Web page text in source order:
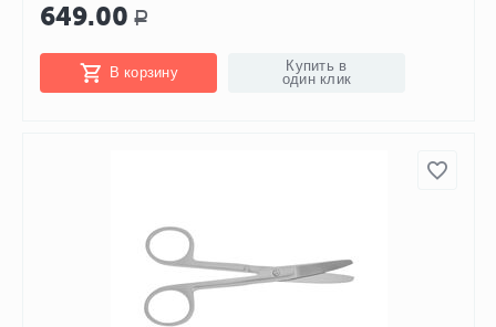
649.00 Р
В корзину
Купить в
один клик